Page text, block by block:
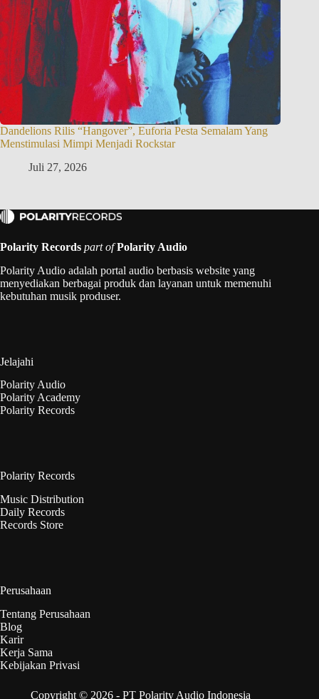
Dandelions Rilis “Hangover”, Euforia Pesta Semalam Yang
Menstimulasi Mimpi Menjadi Rockstar
Juli 27, 2026
Polarity Records part of Polarity Audio
Polarity Audio adalah portal audio berbasis website yang
menyediakan berbagai produk dan layanan untuk memenuhi
kebutuhan musik produser.
Jelajahi
Polarity Audio
Polarity Academy
Polarity Records
Polarity Records
Music Distribution
Daily Records
Records Store
Perusahaan
Tentang Perusahaan
Blog
Karir
Kerja Sama
Kebijakan Privasi
Copyright © 2026 - PT Polarity Audio Indonesia